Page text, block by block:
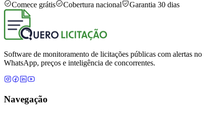
Comece grátis
Cobertura nacional Garantia 30 dias
Software de monitoramento de licitações públicas com alertas no
WhatsApp, preços e inteligência de concorrentes.
Navegação